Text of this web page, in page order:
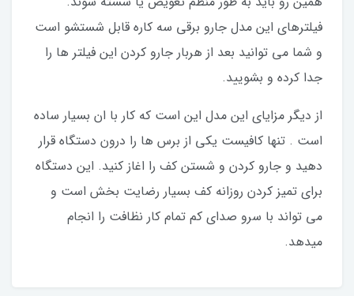
فیلترهای این مدل جارو برقی سه کاره قابل شستشو است
و شما می توانید بعد از هربار جارو کردن این فیلتر ها را
جدا کرده و بشویید.
از دیگر مزایای این مدل این است که کار با ان بسیار ساده
است . تنها کافیست یکی از برس ها را درون دستگاه قرار
دهید و جارو کردن و شستن کف را اغاز کنید. این دستگاه
برای تمیز کردن روزانه کف بسیار رضایت بخش است و
می تواند با سرو صدای کم تمام کار نظافت را انجام
میدهد.